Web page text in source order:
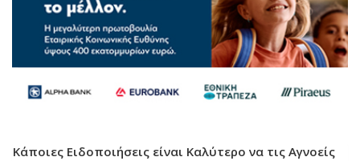
Κάποιες Ειδοποιήσεις είναι Καλύτερο να τις Αγνοείς